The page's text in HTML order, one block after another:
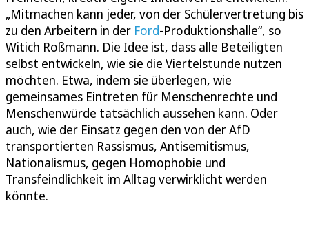
„Mitmachen kann jeder, von der Schülervertretung bis
zu den Arbeitern in der Ford-Produktionshalle“, so
Witich Roßmann. Die Idee ist, dass alle Beteiligten
selbst entwickeln, wie sie die Viertelstunde nutzen
möchten. Etwa, indem sie überlegen, wie
gemeinsames Eintreten für Menschenrechte und
Menschenwürde tatsächlich aussehen kann. Oder
auch, wie der Einsatz gegen den von der AfD
transportierten Rassismus, Antisemitismus,
Nationalismus, gegen Homophobie und
Transfeindlichkeit im Alltag verwirklicht werden
könnte.